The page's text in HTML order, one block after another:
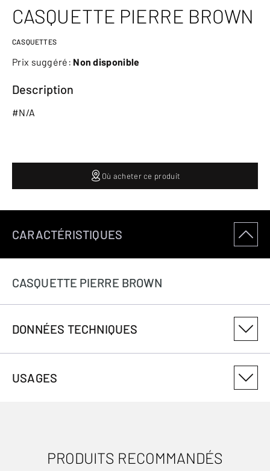
CASQUETTE PIERRE BROWN
CASQUETTES
Prix suggéré: Non disponible
Description
#N/A
Où acheter ce produit
CARACTÉRISTIQUES
CASQUETTE PIERRE BROWN
DONNÉES TECHNIQUES
3082022506
USAGES
USAGES
PRODUITS RECOMMANDÉS